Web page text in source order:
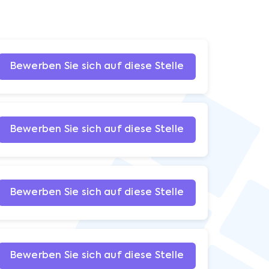
Bewerben Sie sich auf diese Stelle
Bewerben Sie sich auf diese Stelle
Bewerben Sie sich auf diese Stelle
Bewerben Sie sich auf diese Stelle